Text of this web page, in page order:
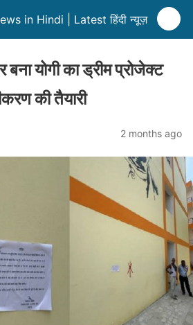
in Hindi | Latest हिंदी न्यूज़
बना योगी का ड्रीम प्रोजेक्ट
की तैयारी
2 months ago